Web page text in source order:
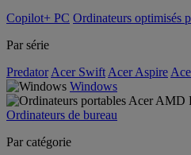
Copilot+ PC Ordinateurs optimisés
Par série
Predator Acer Swift Acer Aspire
Windows
Ordinateurs de bureau
Par catégorie